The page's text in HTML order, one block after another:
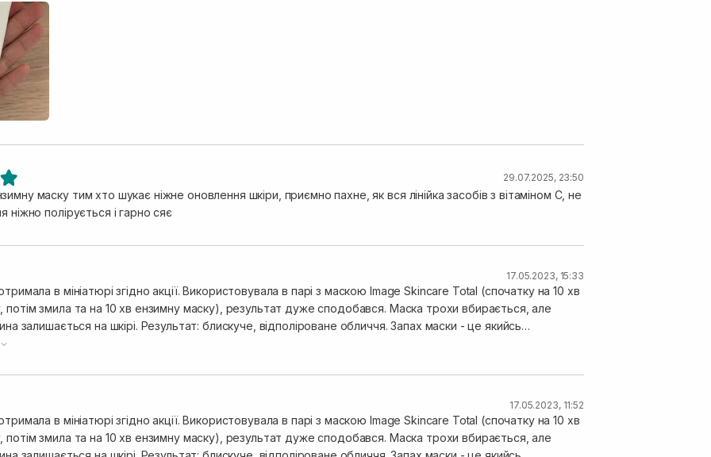
29.07.2025, 23:50
маску тим хто шукає ніжне оновлення шкіри, приємно пахне, як вся лінійка засобів з вітаміном С, не
ніжно полірується і гарно сяє
17.05.2023, 15:33
в мініатюрі згідно акції. Використовувала в парі з маскою Image Skincare Total (спочатку на 10 хв
потім змила та на 10 хв ензимну маску), результат дуже сподобався. Маска трохи вбирається, але
залишається на шкірі. Результат: блискуче, відполіроване обличчя. Запах маски - це якийсь
Я таке дуже люблю, тому мені ця процедура суцільне спа.
17.05.2023, 11:52
в мініатюрі згідно акції. Використовувала в парі з маскою Image Skincare Total (спочатку на 10 хв
потім змила та на 10 хв ензимну маску), результат дуже сподобався. Маска трохи вбирається, але